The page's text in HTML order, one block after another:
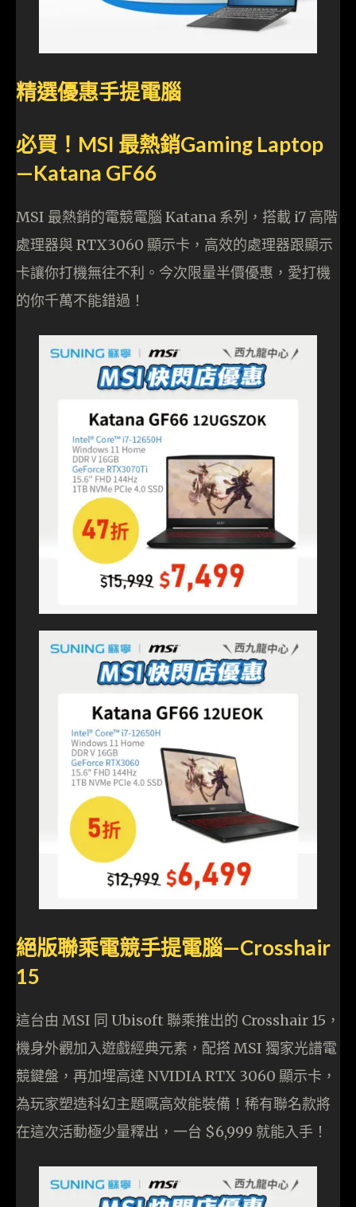
精選優惠手提電腦
必買！MSI 最熱銷Gaming Laptop
—Katana GF66
MSI 最熱銷的電競電腦 Katana 系列，搭載 i7 高階
處理器與 RTX3060 顯示卡，高效的處理器跟顯示
卡讓你打機無往不利。今次限量半價優惠，愛打機
的你千萬不能錯過！
絕版聯乘電競手提電腦—Crosshair
15
這台由 MSI 同 Ubisoft 聯乘推出的 Crosshair 15，
機身外觀加入遊戲經典元素，配搭 MSI 獨家光譜電
競鍵盤，再加埋高達 NVIDIA RTX 3060 顯示卡，
為玩家塑造科幻主題嘅高效能裝備！稀有聯名款將
在這次活動極少量釋出，一台 $6,999 就能入手！